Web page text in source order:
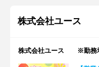
株式会社ユース
株式会社ユース ※勤務地